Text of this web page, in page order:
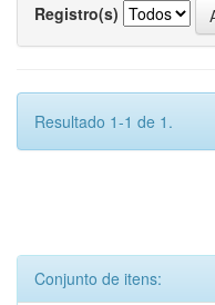
Registro(s)
Resultado 1-1 de 1.
Conjunto de itens: